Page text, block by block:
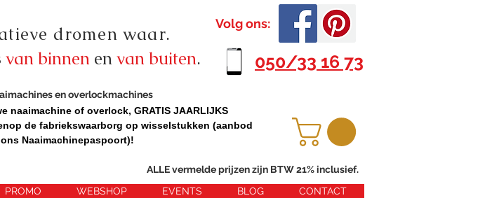
dromen waar.
van binnen en van buiten.
Volg ons:
050/33 16 73
en overlockmachines
naaimachine of overlock, GRATIS JAARLIJKS
de fabriekswaarborg op wisselstukken (aanbod
Naaimachinepaspoort)!
ALLE vermelde prijzen zijn BTW 21% inclusief.
PROMO WEBSHOP EVENTS BLOG CONTACT